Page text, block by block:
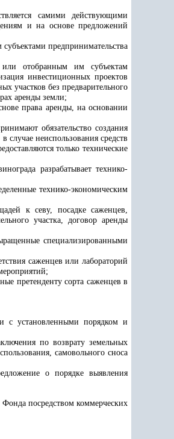
самими действующими
и на основе предложений
предпринимательства
или отобранным им субъектам
инвестиционных проектов
участков без предварительного
аренды земли;
права аренды, на основании
обязательство создания
неиспользования средств
только технические
разрабатывает технико-
технико-экономическим
к севу, посадке саженцев,
участка, договор аренды
специализированными
саженцев или лабораторий
претенденту сорта саженцев в
с установленными порядком и
по возврату земельных
самовольного сноса
о порядке выявления
посредством коммерческих